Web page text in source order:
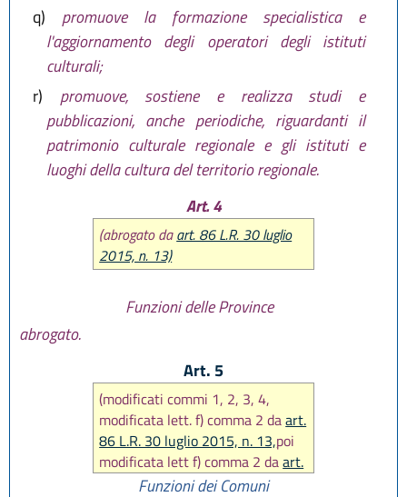
q)
promuove la formazione specialistica e
l'aggiornamento degli operatori degli istituti
culturali;
r)
promuove, sostiene e realizza studi e
pubblicazioni, anche periodiche, riguardanti il
patrimonio culturale regionale e gli istituti e
luoghi della cultura del territorio regionale.
Art. 4
(abrogato daart. 86 L.R. 30 luglio
2015, n. 13)
Funzioni delle Province
abrogato.
Art. 5
(modificati commi 1, 2, 3, 4,
modificata lett. f) comma 2 daart.
86 L.R. 30 luglio 2015, n. 13,poi
modificata lett f) comma 2 daart.
9 L.R. 29 dicembre 2015, n. 22
Funzioni dei Comuni